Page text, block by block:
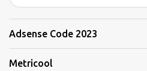
Adsense Code 2023
Metricool